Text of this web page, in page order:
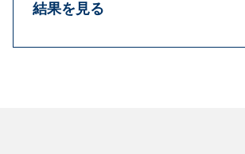
結果を見る